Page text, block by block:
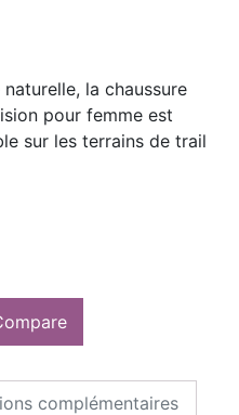
la chaussure
pour femme est
sur les terrains de trail
complémentaires